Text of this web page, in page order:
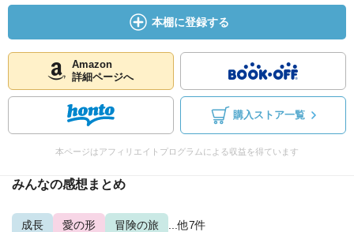
本棚に登録する
Amazon
詳細ページへ
購入ストア一覧
本ページはアフィリエイトプログラムによる収益を得ています
みんなの感想まとめ
成長 愛の形 冒険の旅 ...他7件